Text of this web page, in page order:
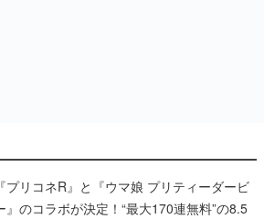
『プリコネR』と『ウマ娘 プリティーダービ
』のコラボが決定！“最大170連無料”の8.5